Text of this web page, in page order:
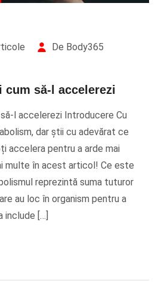
De Body365
cum să-l accelerezi
l accelerezi Introducere Cu
dar știi cu adevărat ce
accelera pentru a arde mai
multe în acest articol! Ce este
reprezintă suma tuturor
au loc în organism pentru a
include […]